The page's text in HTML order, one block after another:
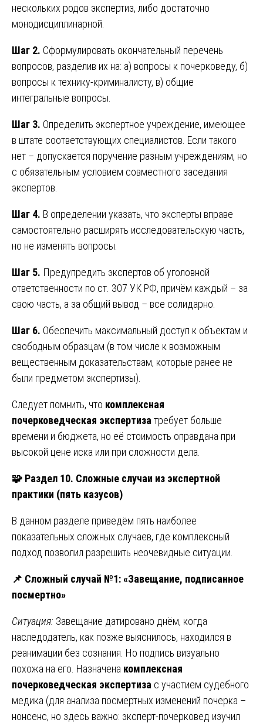
нескольких родов экспертиз, либо достаточно
монодисциплинарной.
Шаг 2. Сформулировать окончательный перечень
вопросов, разделив их на: а) вопросы к почерковеду, б)
вопросы к технику-криминалисту, в) общие
интегральные вопросы.
Шаг 3. Определить экспертное учреждение, имеющее
в штате соответствующих специалистов. Если такого
нет – допускается поручение разным учреждениям, но
с обязательным условием совместного заседания
экспертов.
Шаг 4. В определении указать, что эксперты вправе
самостоятельно расширять исследовательскую часть,
но не изменять вопросы.
Шаг 5. Предупредить экспертов об уголовной
ответственности по ст. 307 УК РФ, причём каждый – за
свою часть, а за общий вывод – все солидарно.
Шаг 6. Обеспечить максимальный доступ к объектам и
свободным образцам (в том числе к возможным
вещественным доказательствам, которые ранее не
были предметом экспертизы).
Следует помнить, что комплексная
почерковедческая экспертиза требует больше
времени и бюджета, но её стоимость оправдана при
высокой цене иска или при сложности дела.
🧩 Раздел 10. Сложные случаи из экспертной
практики (пять казусов)
В данном разделе приведём пять наиболее
показательных сложных случаев, где комплексный
подход позволил разрешить неочевидные ситуации.
📌 Сложный случай №1: «Завещание, подписанное
посмертно»
Ситуация: Завещание датировано днём, когда
наследодатель, как позже выяснилось, находился в
реанимации без сознания. Но подпись визуально
похожа на его. Назначена комплексная
почерковедческая экспертиза с участием судебного
медика (для анализа посмертных изменений почерка –
нонсенс, но здесь важно: эксперт-почерковед изучил